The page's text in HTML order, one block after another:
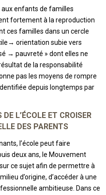
enfants de familles
fortement à la reproduction
ces familles dans un cercle
orientation subie vers
→ pauvreté » dont elles ne
de la responsabilité
pas les moyens de rompre
depuis longtemps par
DE L’ÉCOLE ET CROISER
DES PARENTS
l’école peut faire
deux ans, le Mouvement
ce sujet afin de permettre à
d’origine, d’accéder à une
ambitieuse. Dans ce